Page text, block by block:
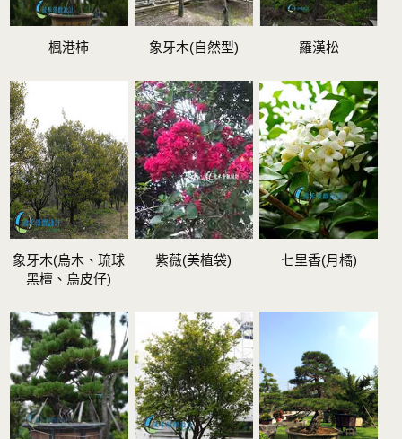
楓港柿 象牙木(自然型) 羅漢松
象牙木(烏木、琉球
黑檀、烏皮仔)
紫薇(美植袋) 七里香(月橘)